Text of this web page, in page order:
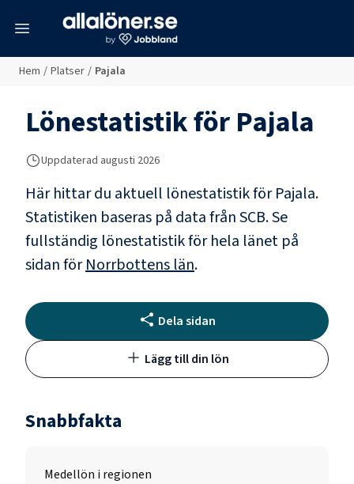
Hem / Platser / Pajala
Lönestatistik förPajala
Uppdaterad augusti 2026
Här hittar du aktuell lönestatistik för Pajala.
Statistiken baseras på data från SCB.Se
fullständig lönestatistik för hela länet på
sidan för Norrbottens län.
Dela sidan
Lägg till din lön
Snabbfakta
Medellön i regionen